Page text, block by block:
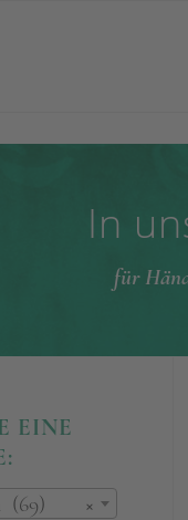
In
für
EINE
×
(69)